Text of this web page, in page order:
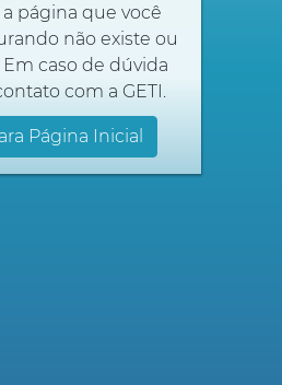
página que você
não existe ou
caso de dúvida
com a GETI.
Página Inicial